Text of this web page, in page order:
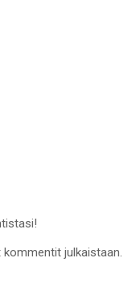
julkaistaan.